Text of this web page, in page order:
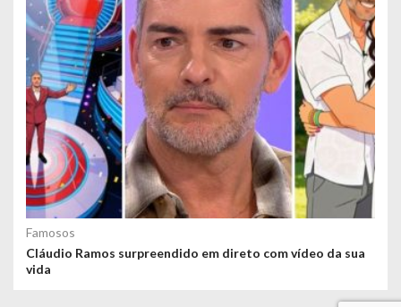
Famosos
Cláudio Ramos surpreendido em direto com vídeo da sua
vida